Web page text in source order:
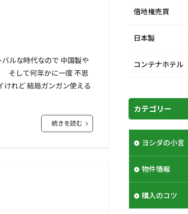
時代なので 中国製や
て何年かに一度 不思
結局ガンガン使える
続きを読む
借地権売買
日本製
コンテナホテル
カテゴリー
ヨシダの小言
物件情報
購入のコツ